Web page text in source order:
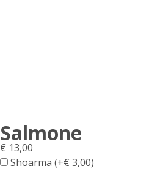
Salmone
€ 13,00
Shoarma (+€ 3,00)